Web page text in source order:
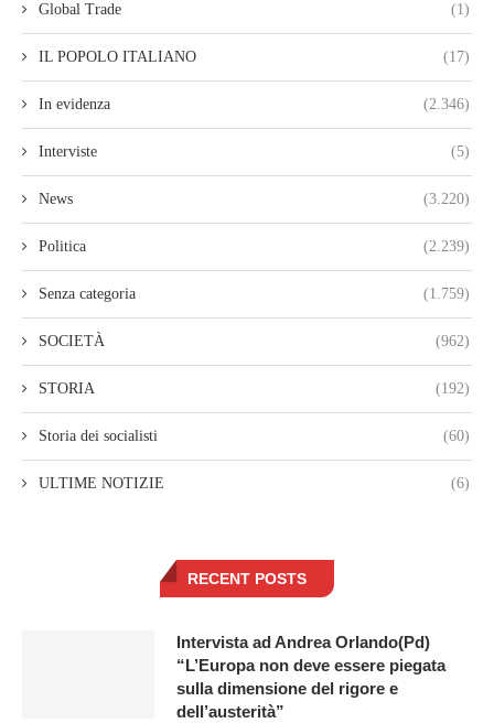
Global Trade (1)
IL POPOLO ITALIANO (17)
In evidenza (2.346)
Interviste (5)
News (3.220)
Politica (2.239)
Senza categoria (1.759)
SOCIETÀ (962)
STORIA (192)
Storia dei socialisti (60)
ULTIME NOTIZIE (6)
RECENT POSTS
Intervista ad Andrea Orlando(Pd)
“L’Europa non deve essere piegata
sulla dimensione del rigore e
dell’austerità”